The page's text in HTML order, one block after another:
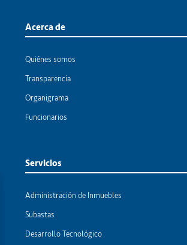
Acerca de
Quiénes somos
Transparencia
Organigrama
Funcionarios
Servicios
Administración de Inmuebles
Subastas
Desarrollo Tecnológico